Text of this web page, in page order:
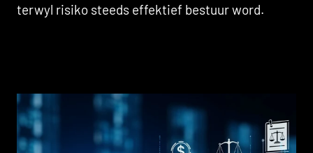
terwyl risiko steeds effektief bestuur word.